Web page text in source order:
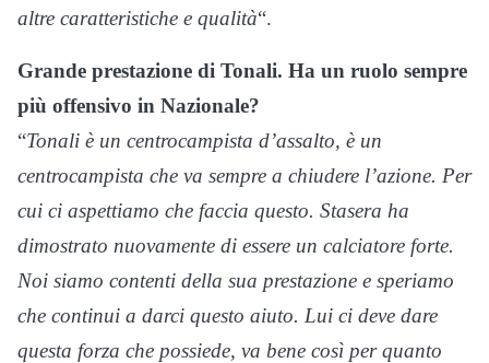
altre caratteristiche e qualità“.
Grande prestazione di Tonali. Ha un ruolo sempre
più offensivo in Nazionale?
“Tonali è un centrocampista d’assalto, è un
centrocampista che va sempre a chiudere l’azione. Per
cui ci aspettiamo che faccia questo. Stasera ha
dimostrato nuovamente di essere un calciatore forte.
Noi siamo contenti della sua prestazione e speriamo
che continui a darci questo aiuto. Lui ci deve dare
questa forza che possiede, va bene così per quanto